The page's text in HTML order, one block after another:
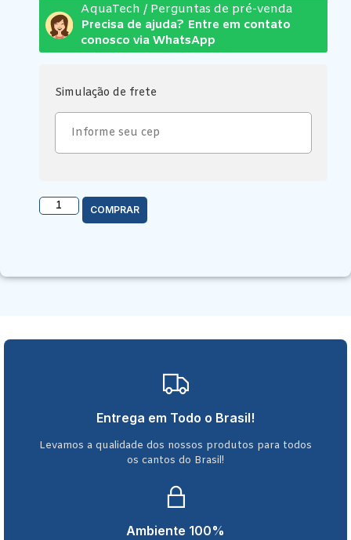
AquaTech / Perguntas de pré-venda
Precisa de ajuda? Entre em contato
conosco via WhatsApp
Simulação de frete
COMPRAR
Entrega em Todo o Brasil!
Levamos a qualidade dos nossos produtos para todos
os cantos do Brasil!
Ambiente 100%